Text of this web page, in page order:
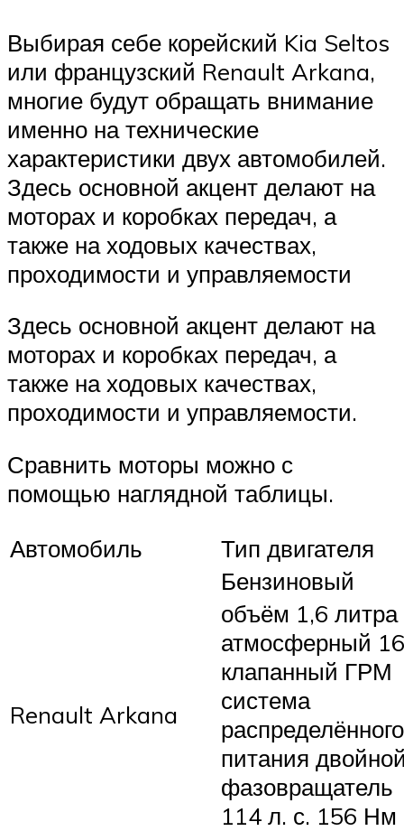
Выбирая себе корейский Kia Seltos
или французский Renault Arkana,
многие будут обращать внимание
именно на технические
характеристики двух автомобилей.
Здесь основной акцент делают на
моторах и коробках передач, а
также на ходовых качествах,
проходимости и управляемости
Здесь основной акцент делают на
моторах и коробках передач, а
также на ходовых качествах,
проходимости и управляемости.
Сравнить моторы можно с
помощью наглядной таблицы.
Автомобиль
Тип двигателя
Бензиновый
Renault Arkana
объём 1,6 литра
атмосферный
клапанный ГРМ
система
распределённого
питания
фазовращатель
114 л. с. 156 Нм